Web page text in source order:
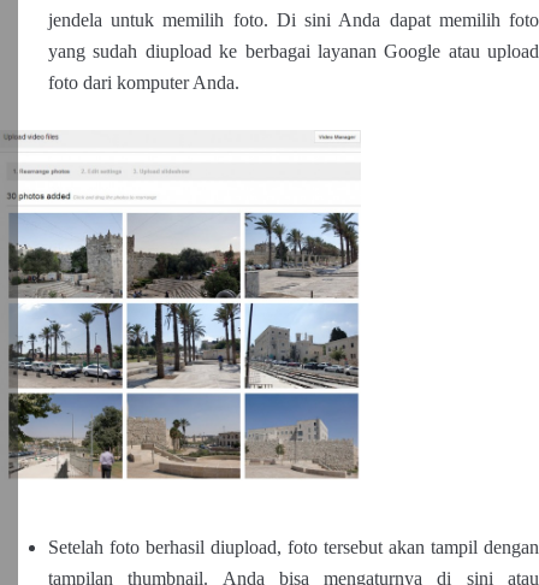
jendela untuk memilih foto. Di sini Anda dapat memilih foto
yang sudah diupload ke berbagai layanan Google atau upload
foto dari komputer Anda.
Setelah foto berhasil diupload, foto tersebut akan tampil dengan
tampilan thumbnail. Anda bisa mengaturnya di sini atau